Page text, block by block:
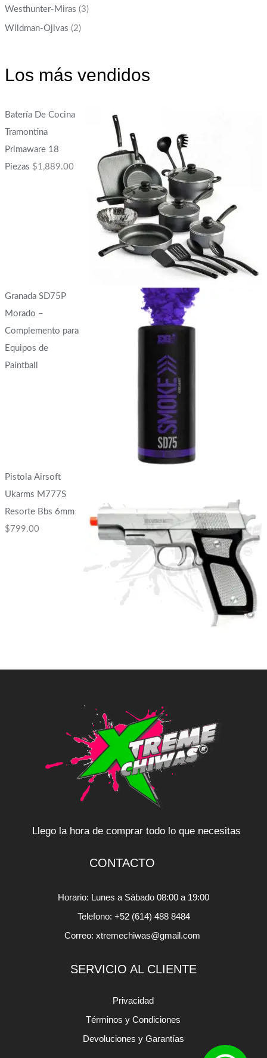
Westhunter-Miras (3)
Wildman-Ojivas (2)
Los más vendidos
Batería De Cocina
Tramontina
Primaware 18
Piezas $1,889.00
Granada SD75P
Morado –
Complemento para
Equipos de
Paintball
Pistola Airsoft
Ukarms M777S
Resorte Bbs 6mm
$ 799.00
Llego la hora de comprar todo lo que necesitas
CONTACTO
Horario: Lunes a Sábado 08:00 a 19:00
Telefono: +52 (614) 488 8484
Correo: xtremechiwas@gmail.com
SERVICIO AL CLIENTE
Privacidad
Términos y Condiciones
Devoluciones y Garantías